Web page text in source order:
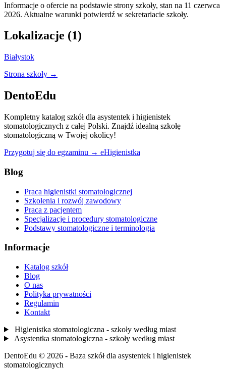
Informacje o ofercie na podstawie strony szkoły, stan na 11 czerwca
2026. Aktualne warunki potwierdź w sekretariacie szkoły.
Lokalizacje (1)
Białystok
Strona szkoły →
DentoEdu
Kompletny katalog szkół dla asystentek i higienistek
stomatologicznych z całej Polski. Znajdź idealną szkołę
stomatologiczną w Twojej okolicy!
Przygotuj się do egzaminu → eHigienistka
Blog
Praca higienistki stomatologicznej
Szkolenia i rozwój zawodowy
Praca z pacjentem
Specjalizacje i procedury stomatologiczne
Podstawy stomatologiczne i terminologia
Informacje
Katalog szkół
Blog
O nas
Polityka prywatności
Regulamin
Kontakt
Higienistka stomatologiczna - szkoły według miast
Asystentka stomatologiczna - szkoły według miast
DentoEdu © 2026 - Baza szkół dla asystentek i higienistek
stomatologicznych